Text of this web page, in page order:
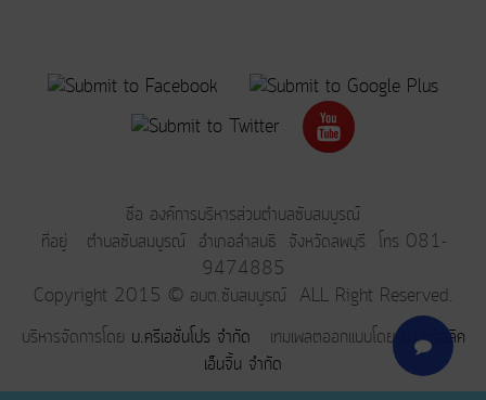
ชื่อ องค์การบริหารส่วนตำบลซับสมบูรณ์
ที่อยู่ ตำบลซับสมบูรณ์ อำเภอลำสนธิ จังหวัดลพบุรี โทร 081-
9474885
Copyright 2015 © อบต.ซับสมบูรณ์ ALL Right Reserved.
บริหารจัดการโดย บ.ครีเอชั่นโปร จำกัด เทมเพลตออกแบบโดย บ.มาร์เวลิค
เอ็นจิ้น จำกัด